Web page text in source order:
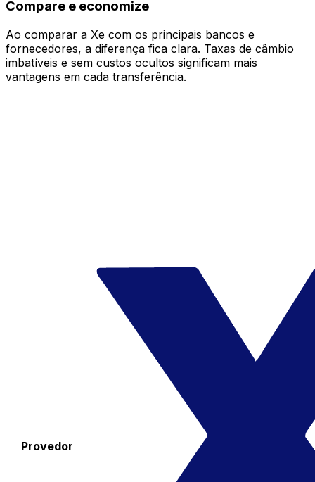
Compare e economize
Ao comparar a Xe com os principais bancos e
fornecedores, a diferença fica clara. Taxas de câmbio
imbatíveis e sem custos ocultos significam mais
vantagens em cada transferência.
Provedor